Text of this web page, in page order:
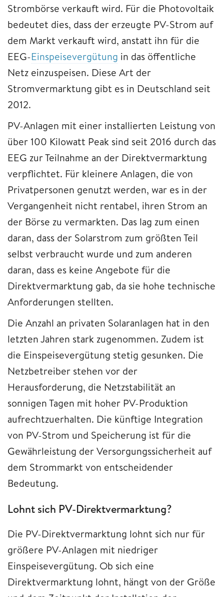
Strombörse verkauft wird. Für die Photovoltaik
bedeutet dies, dass der erzeugte PV-Strom auf
dem Markt verkauft wird, anstatt ihn für die
EEG-Einspeisevergütung in das öffentliche
Netz einzuspeisen. Diese Art der
Stromvermarktung gibt es in Deutschland seit
2012.
PV-Anlagen mit einer installierten Leistung von
über 100 Kilowatt Peak sind seit 2016 durch das
EEG zur Teilnahme an der Direktvermarktung
verpflichtet. Für kleinere Anlagen, die von
Privatpersonen genutzt werden, war es in der
Vergangenheit nicht rentabel, ihren Strom an
der Börse zu vermarkten. Das lag zum einen
daran, dass der Solarstrom zum größten Teil
selbst verbraucht wurde und zum anderen
daran, dass es keine Angebote für die
Direktvermarktung gab, da sie hohe technische
Anforderungen stellten.
Die Anzahl an privaten Solaranlagen hat in den
letzten Jahren stark zugenommen. Zudem ist
die Einspeisevergütung stetig gesunken. Die
Netzbetreiber stehen vor der
Herausforderung, die Netzstabilität an
sonnigen Tagen mit hoher PV-Produktion
aufrechtzuerhalten. Die künftige Integration
von PV-Strom und Speicherung ist für die
Gewährleistung der Versorgungssicherheit auf
dem Strommarkt von entscheidender
Bedeutung.
Lohnt sich PV-Direktvermarktung?
Die PV-Direktvermarktung lohnt sich nur für
größere PV-Anlagen mit niedriger
Einspeisevergütung. Ob sich eine
Direktvermarktung lohnt, hängt von der Größe